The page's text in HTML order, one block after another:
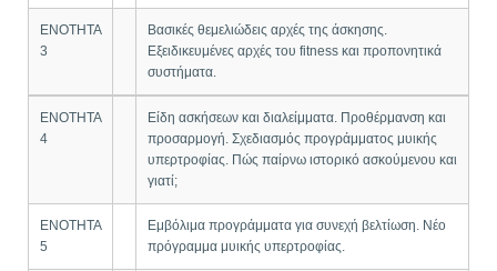
ΕΝΟΤΗΤΑ
3
Βασικές θεμελιώδεις αρχές της άσκησης.
Εξειδικευμένες αρχές του fitness και προπονητικά
συστήματα.
ΕΝΟΤΗΤΑ
4
Είδη ασκήσεων και διαλείμματα. Προθέρμανση και
προσαρμογή. Σχεδιασμός προγράμματος μυικής
υπερτροφίας. Πώς παίρνω ιστορικό ασκούμενου και
γιατί;
ΕΝΟΤΗΤΑ
5
Εμβόλιμα προγράμματα για συνεχή βελτίωση. Νέο
πρόγραμμα μυικής υπερτροφίας.